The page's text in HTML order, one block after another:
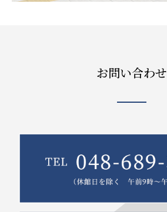
お問い合わせ